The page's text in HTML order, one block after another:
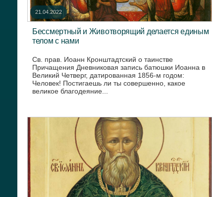
21.04.2022
Бессмертный и Животворящий делается единым
телом с нами
Св. прав. Иоанн Кронштадтский о таинстве
Причащения Дневниковая запись батюшки Иоанна в
Великий Четверг, датированная 1856-м годом:
Человек! Постигаешь ли ты совершенно, какое
великое благодеяние...